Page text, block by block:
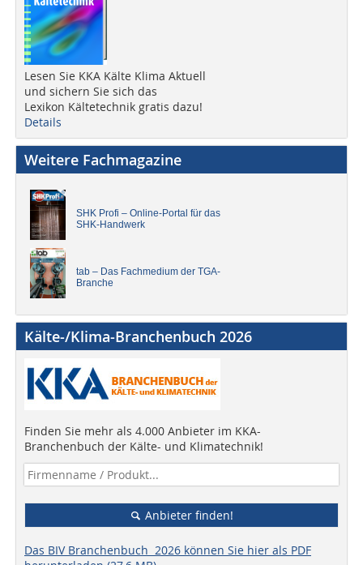
Lesen Sie KKA Kälte Klima Aktuell
und sichern Sie sich das
Lexikon Kältetechnik gratis dazu!
Details
Weitere Fachmagazine
SHK Profi – Online-Portal für das
SHK-Handwerk
tab – Das Fachmedium der TGA-
Branche
Kälte-/Klima-Branchenbuch 2026
Finden Sie mehr als 4.000 Anbieter im KKA-
Branchenbuch der Kälte- und Klimatechnik!
Anbieter finden!
Das BIV Branchenbuch 2026 können Sie hier als PDF